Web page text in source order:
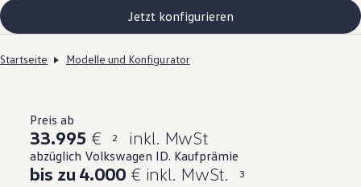
Jetzt konfigurieren
Startseite Modelle und Konfigurator
Preis ab
33.995 € 2 inkl. MwSt
abzüglich Volkswagen ID. Kaufprämie
bis zu 4.000 € inkl. MwSt. 3